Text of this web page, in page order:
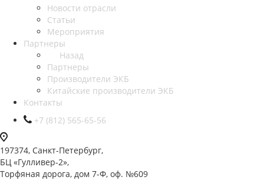
Новости отрасли
Статьи
Мероприятия
Партнеры
Назад
Партнеры
Производители ЭКБ
Китайские производители ЭКБ
Контакты
+7 (812) 565-65-56
197374, Санкт-Петербург,
БЦ «Гулливер-2»,
Торфяная дорога, дом 7-Ф, оф. №609